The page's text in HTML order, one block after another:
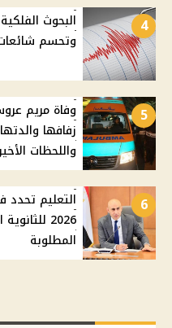
4
البحوث
وتحسم
5
وفاة مريم
زفافها
واللحظات
6
التعليم تحدد
2026
المطلوبة